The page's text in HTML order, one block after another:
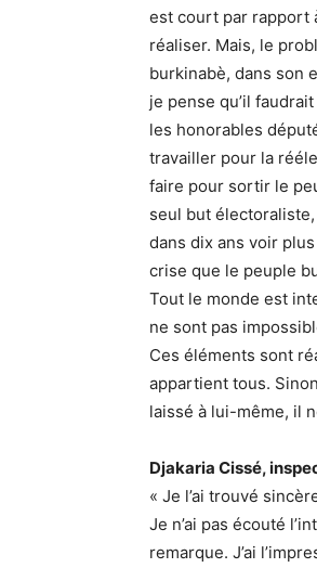
est court par rapport
réaliser. Mais, le
burkinabè, dans son
je pense qu’il
les honorables
travailler pour la
faire pour sortir le
seul but électoraliste,
dans dix ans voir
crise que le peuple
Tout le monde est
ne sont pas
Ces éléments sont
appartient tous.
laissé à lui-même, il
Djakaria Cissé,
« Je l’ai trouvé
Je n’ai pas écouté
remarque. J’ai